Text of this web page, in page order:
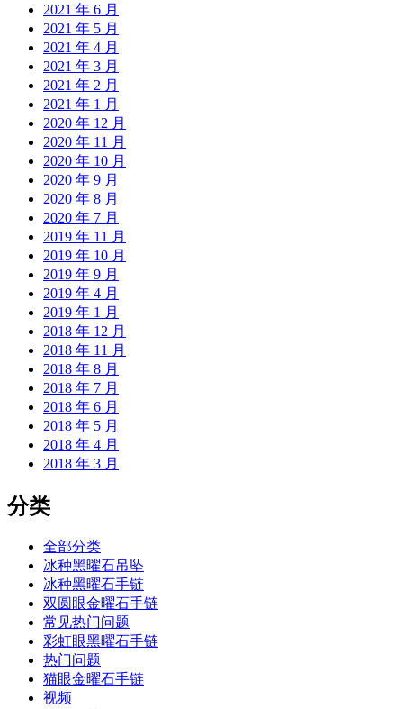
2021 年 6 月
2021 年 5 月
2021 年 4 月
2021 年 3 月
2021 年 2 月
2021 年 1 月
2020 年 12 月
2020 年 11 月
2020 年 10 月
2020 年 9 月
2020 年 8 月
2020 年 7 月
2019 年 11 月
2019 年 10 月
2019 年 9 月
2019 年 4 月
2019 年 1 月
2018 年 12 月
2018 年 11 月
2018 年 8 月
2018 年 7 月
2018 年 6 月
2018 年 5 月
2018 年 4 月
2018 年 3 月
分类
全部分类
冰种黑曜石吊坠
冰种黑曜石手链
双圆眼金曜石手链
常见热门问题
彩虹眼黑曜石手链
热门问题
猫眼金曜石手链
视频